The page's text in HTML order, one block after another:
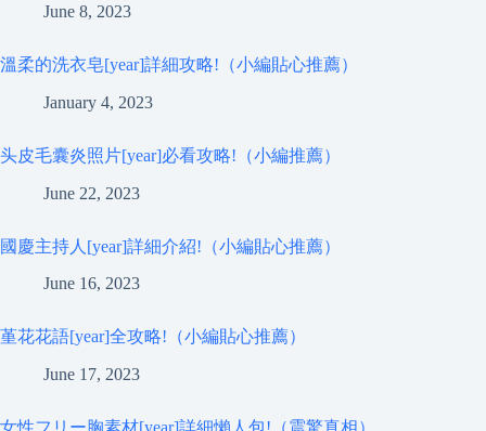
June 8, 2023
溫柔的洗衣皂[year]詳細攻略!（小編貼心推薦）
January 4, 2023
头皮毛囊炎照片[year]必看攻略!（小編推薦）
June 22, 2023
國慶主持人[year]詳細介紹!（小編貼心推薦）
June 16, 2023
堇花花語[year]全攻略!（小編貼心推薦）
June 17, 2023